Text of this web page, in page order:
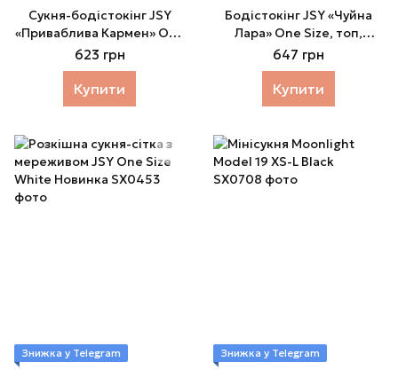
Сукня-бодістокінг JSY
«Приваблива Кармен» One
Size
623 грн
Купити
Бодістокінг JSY «Чуйна
Лара» One Size, топ,
спідниця, мітенки
647 грн
Купити
Знижка у Telegram Знижка у Telegram